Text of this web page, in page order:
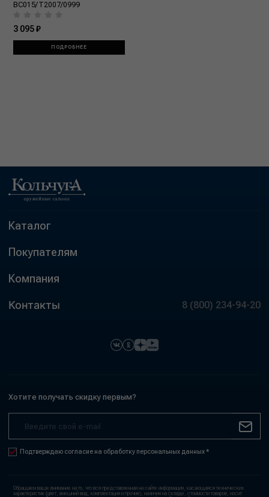
BC015/T2007/0999
3 095 ₽
ПОДРОБНЕЕ
Каталог
Покупателям
Компания
Контакты 8 (800) 234-94-20
Хотите получать скидку первым?
Подтверждаю согласие на обработку персональных данных *
Обращаем ваше внимание на то, что вся представленная на сайте информация, касающаяся технических
характеристик (цвет, внешний вид, комплектация и прочие), наличия на складе, стоимости товаров, носит